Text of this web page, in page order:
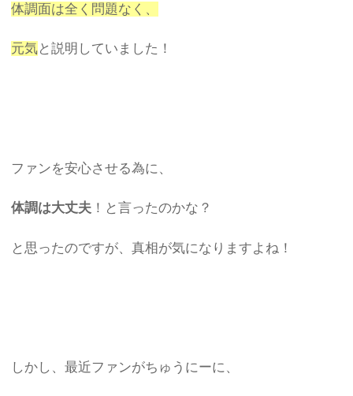
体調面は全く問題なく、
元気 と説明していました！
ファンを安心させる為に、
体調は大丈夫 ！と言ったのかな？
と思ったのですが、真相が気になりますよね！
しかし、最近ファンがちゅうにーに、